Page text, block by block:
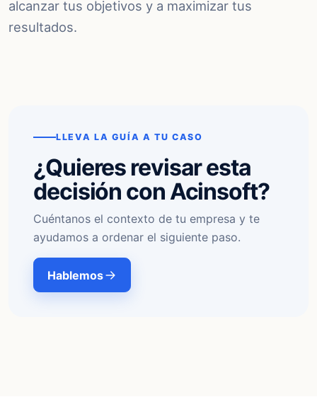
alcanzar tus objetivos y a maximizar tus
resultados.
LLEVA LA GUÍA A TU CASO
¿Quieres revisar esta
decisión con Acinsoft?
Cuéntanos el contexto de tu empresa y te
ayudamos a ordenar el siguiente paso.
Hablemos